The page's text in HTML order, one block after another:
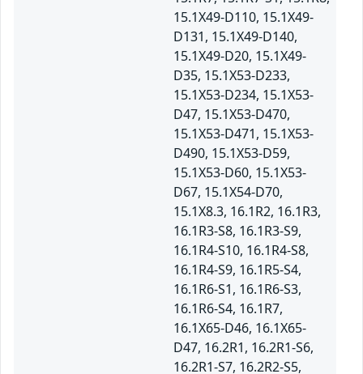
15.1X49-D110, 15.1X49-
D131, 15.1X49-D140,
15.1X49-D20, 15.1X49-
D35, 15.1X53-D233,
15.1X53-D234, 15.1X53-
D47, 15.1X53-D470,
15.1X53-D471, 15.1X53-
D490, 15.1X53-D59,
15.1X53-D60, 15.1X53-
D67, 15.1X54-D70,
15.1X8.3, 16.1R2, 16.1R3,
16.1R3-S8, 16.1R3-S9,
16.1R4-S10, 16.1R4-S8,
16.1R4-S9, 16.1R5-S4,
16.1R6-S1, 16.1R6-S3,
16.1R6-S4, 16.1R7,
16.1X65-D46, 16.1X65-
D47, 16.2R1, 16.2R1-S6,
16.2R1-S7, 16.2R2-S5,